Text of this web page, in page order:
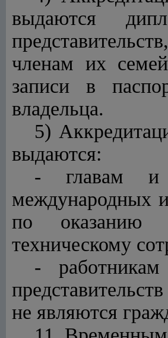
выдаются
членам их
записи в
владельца.
5)
выдаются:
- главам и
международных
по оказанию
техническому
- работникам
не являются